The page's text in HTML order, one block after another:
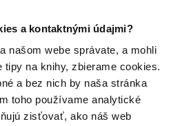
a kontaktnými údajmi?
našom webe správate, a mohli
na knihy, zbierame cookies.
a bez nich by naša stránka
toho používame analytické
zisťovať, ako náš web